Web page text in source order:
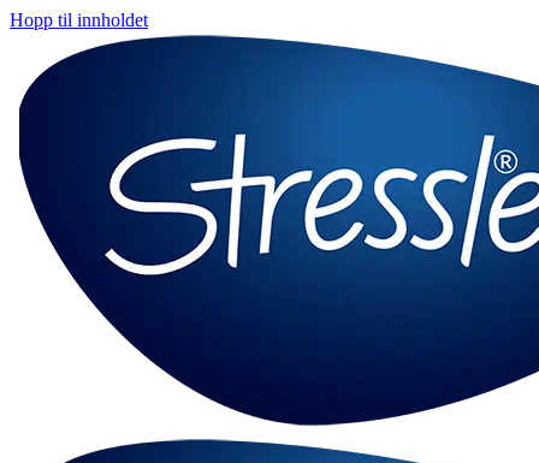
Hopp til innholdet